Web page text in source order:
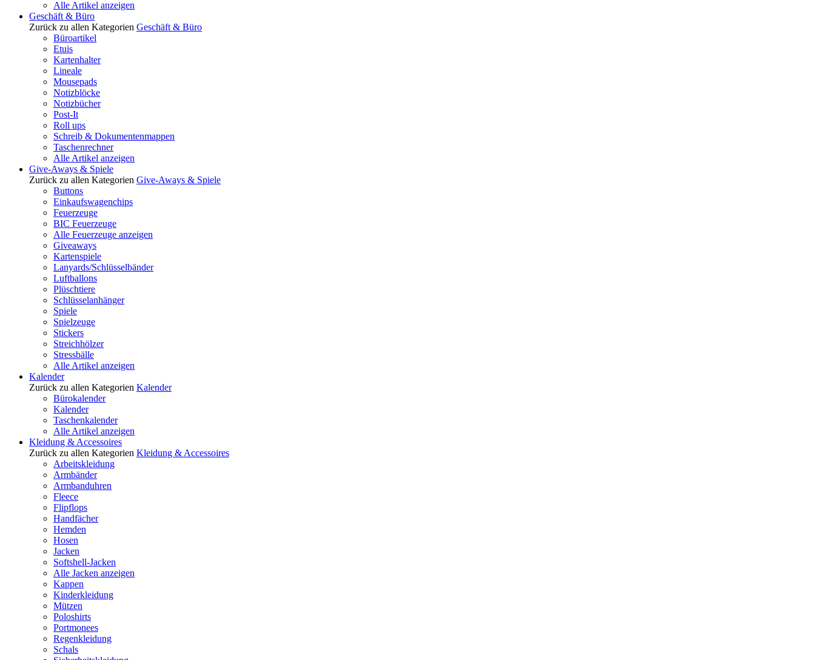
Alle Artikel anzeigen
Geschäft & Büro
Zurück zu allen Kategorien Geschäft & Büro
Büroartikel
Etuis
Kartenhalter
Lineale
Mousepads
Notizblöcke
Notizbücher
Post-It
Roll ups
Schreib & Dokumentenmappen
Taschenrechner
Alle Artikel anzeigen
Give-Aways & Spiele
Zurück zu allen Kategorien Give-Aways & Spiele
Buttons
Einkaufswagenchips
Feuerzeuge
BIC Feuerzeuge
Alle Feuerzeuge anzeigen
Giveaways
Kartenspiele
Lanyards/Schlüsselbänder
Luftballons
Plüschtiere
Schlüsselanhänger
Spiele
Spielzeuge
Stickers
Streichhölzer
Stressbälle
Alle Artikel anzeigen
Kalender
Zurück zu allen Kategorien Kalender
Bürokalender
Kalender
Taschenkalender
Alle Artikel anzeigen
Kleidung & Accessoires
Zurück zu allen Kategorien Kleidung & Accessoires
Arbeitskleidung
Armbänder
Armbanduhren
Fleece
Flipflops
Handfächer
Hemden
Hosen
Jacken
Softshell-Jacken
Alle Jacken anzeigen
Kappen
Kinderkleidung
Mützen
Poloshirts
Portmonees
Regenkleidung
Schals